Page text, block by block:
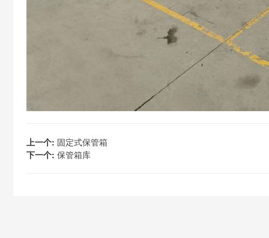
上一个: 固定式保管箱
下一个: 保管箱库